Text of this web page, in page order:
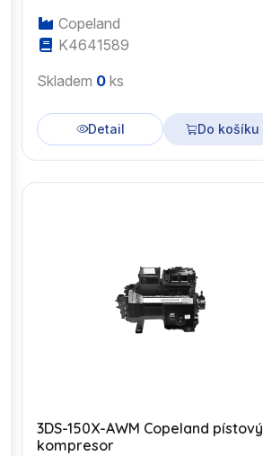
Copeland
K4641589
Skladem 0 ks
Detail Do košíku
3DS-150X-AWM Copeland pístový
kompresor